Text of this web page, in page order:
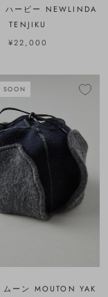
ハービー NEWLINDA
TENJIKU
¥22,000
SOON
ーン MOUTON YAK